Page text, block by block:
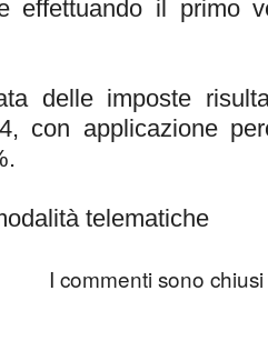
effettuando il primo
delle imposte
con applicazione
telematiche
I commenti sono chiusi